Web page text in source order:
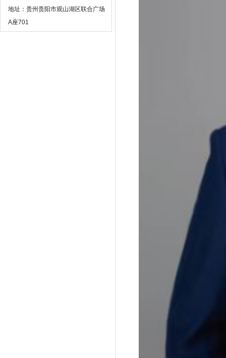
地址：贵州贵阳市观山湖区联合广场
A座701